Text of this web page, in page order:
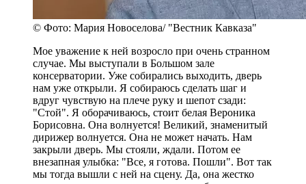
© Фото: Мария Новоселова/ "Вестник Кавказа"
Мое уважение к ней возросло при очень странном
случае. Мы выступали в Большом зале
консерватории. Уже собирались выходить, дверь
нам уже открыли. Я собираюсь сделать шаг и
вдруг чувствую на плече руку и шепот сзади:
"Стой". Я оборачиваюсь, стоит белая Вероника
Борисовна. Она волнуется! Великий, знаменитый
дирижер волнуется. Она не может начать. Нам
закрыли дверь. Мы стояли, ждали. Потом ее
внезапная улыбка: "Все, я готова. Пошли". Вот так
мы тогда вышли с ней на сцену. Да, она жестко